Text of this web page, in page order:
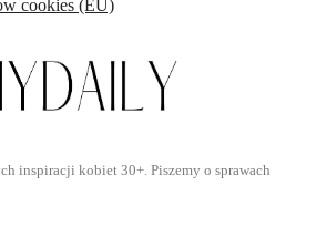
cookies (EU)
inspiracji kobiet 30+. Piszemy o sprawach